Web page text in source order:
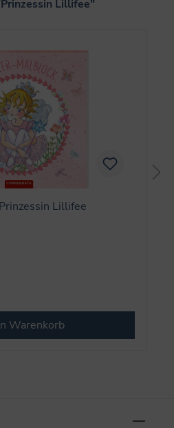
Lillifee"
Lillifee
Warenkorb